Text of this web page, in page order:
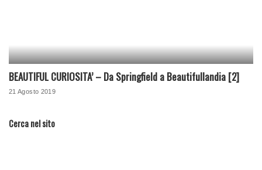
BEAUTIFUL CURIOSITA’ – Da Springfield a Beautifullandia [2]
21 Agosto 2019
Cerca nel sito